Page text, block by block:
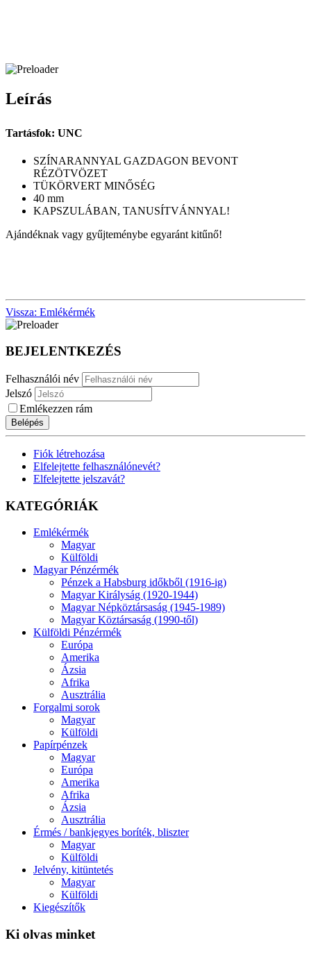
Leírás
Tartásfok: UNC
SZÍNARANNYAL GAZDAGON BEVONT
RÉZÖTVÖZET
TÜKÖRVERT MINŐSÉG
40 mm
KAPSZULÁBAN, TANUSÍTVÁNNYAL!
Ajándéknak vagy gyűjteménybe egyaránt kitűnő!
Vissza: Emlékérmék
BEJELENTKEZÉS
Felhasználói név
Jelszó
Emlékezzen rám
Belépés
Fiók létrehozása
Elfelejtette felhasználónevét?
Elfelejtette jelszavát?
KATEGÓRIÁK
Emlékérmék
Magyar
Külföldi
Magyar Pénzérmék
Pénzek a Habsburg időkből (1916-ig)
Magyar Királyság (1920-1944)
Magyar Népköztársaság (1945-1989)
Magyar Köztársaság (1990-től)
Külföldi Pénzérmék
Európa
Amerika
Ázsia
Afrika
Ausztrália
Forgalmi sorok
Magyar
Külföldi
Papírpénzek
Magyar
Európa
Amerika
Afrika
Ázsia
Ausztrália
Érmés / bankjegyes boríték, bliszter
Magyar
Külföldi
Jelvény, kitüntetés
Magyar
Külföldi
Kiegészítők
Ki olvas minket